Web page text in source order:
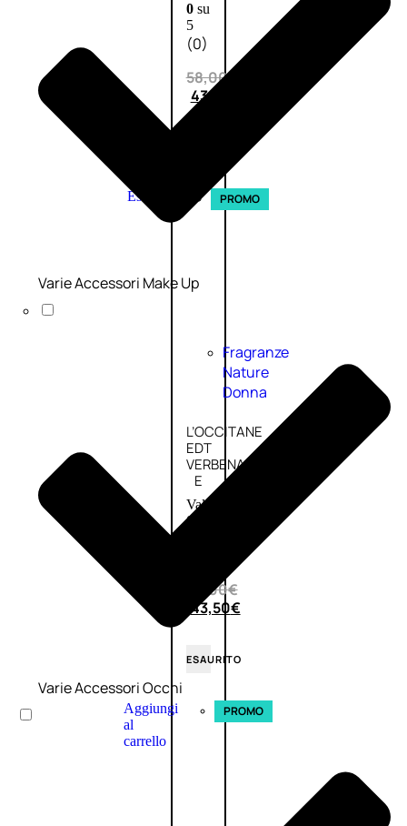
0su
5
(0)
58,00€
43,50
Esaurito PROMO
Fragranze
Nature
Donna
L’OCCITANE
EDT
VERBENA
E
Valutato
0
58,00€
43,50€
ESAURITO
Aggiungi
al
carrello
PROMO
Varie Accessori Make Up
Varie Accessori Occhi